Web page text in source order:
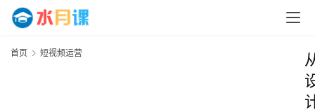
首页 短视频运营